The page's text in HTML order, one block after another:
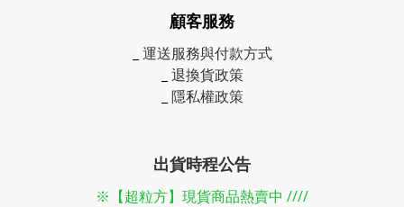
顧客服務
運送服務與付款方式
退換貨政策
隱私權政策
出貨時程公告
※【超粒方】現貨商品熱賣中 ////